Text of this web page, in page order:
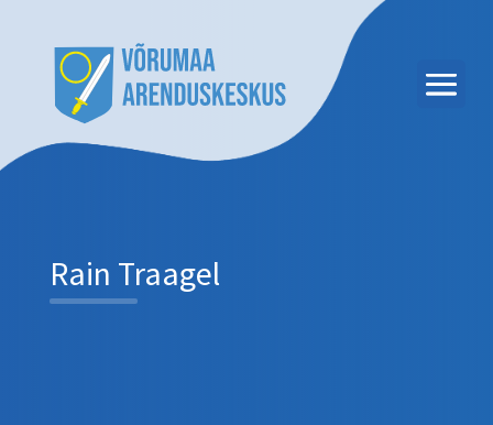
Rain Traagel